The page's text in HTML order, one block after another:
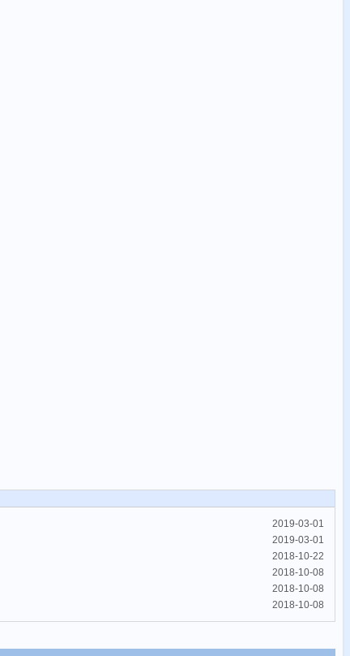
2019-03-01
2019-03-01
2018-10-22
2018-10-08
2018-10-08
2018-10-08